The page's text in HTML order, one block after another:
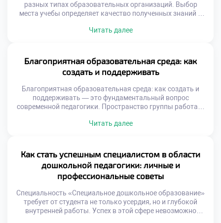
разных типах образовательных организаций. Выбор
места учебы определяет качество полученных знаний и
уникальные преимущества и недостатки. Осознанный
между вузами, колледжами и курсами переподготовки.
Важно понимать различия в подходах к обучению и
практике. […]
Читать далее
Благоприятная образовательная среда: как
создать и поддерживать
Благоприятная образовательная среда: как создать и
поддерживать — это фундаментальный вопрос
современной педагогики. Пространство группы работает
обстановка напрямую влияет на психологическое
безопасной, эстетичной и развивающей одновременно.
Она отражает ценности инклюзии и уважения к личности
ребенка. Каждый элемент интерьера […]
Читать далее
Как стать успешным специалистом в области
дошкольной педагогики: личные и
профессиональные советы
Специальность «Специальное дошкольное образование»
требует от студента не только усердия, но и глубокой
внутренней работы. Успех в этой сфере невозможно